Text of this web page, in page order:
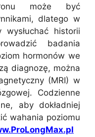
może być
dlatego w
wysłuchać historii
badania
hormonów we
diagnozę, można
(MRI) w
Codzienne
aby dokładniej
wahania poziomu